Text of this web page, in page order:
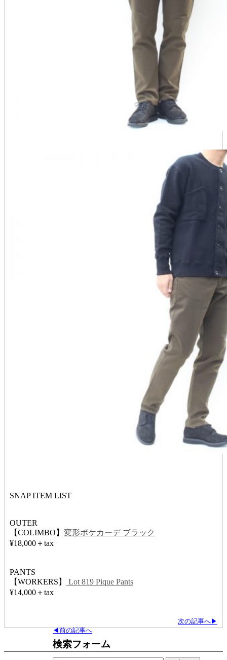
SNAP ITEM LIST
OUTER
【COLIMBO】 変形ポケカーデ ブラック
¥18,000＋tax
PANTS
【WORKERS】
Lot 819 Pique Pants
¥14,000＋tax
次の記事へ▶
◀前の記事へ
検索フォーム